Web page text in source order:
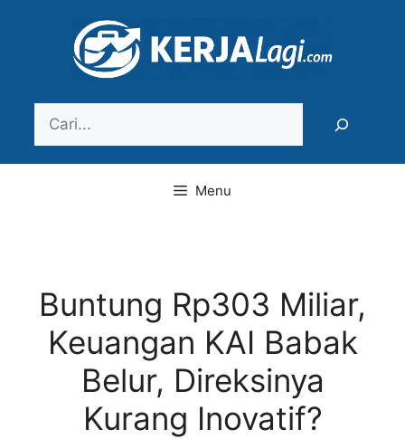
Menu
Buntung Rp303 Miliar,
Keuangan KAI Babak
Belur, Direksinya
Kurang Inovatif?